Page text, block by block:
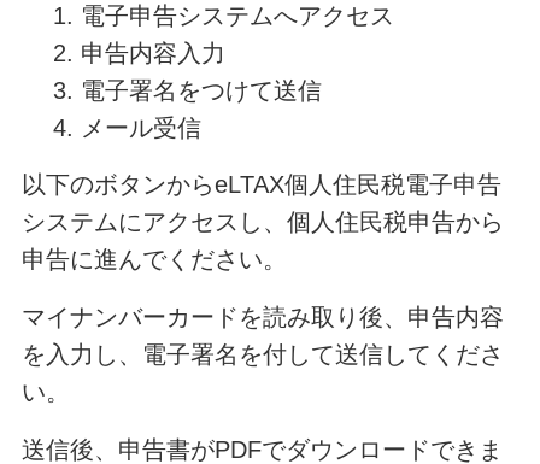
電子申告システムへアクセス
申告内容入力
電子署名をつけて送信
メール受信
以下のボタンからeLTAX個人住民税電子申告
システムにアクセスし、個人住民税申告から
申告に進んでください。
マイナンバーカードを読み取り後、申告内容
を入力し、電子署名を付して送信してくださ
い。
送信後、申告書がPDFでダウンロードできま